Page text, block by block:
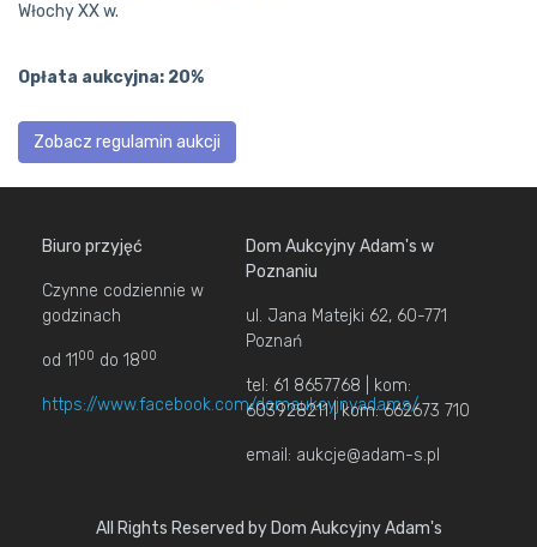
Włochy XX w.
Opłata aukcyjna: 20%
Zobacz regulamin aukcji
Biuro przyjęć
Czynne codziennie w
godzinach
od 11 00 do 1800
https://www.facebook.com/domaukcyjnyadams/
Dom Aukcyjny Adam's w
Poznaniu
ul. Jana Matejki 62, 60-771
Poznań
tel: 61 8657768 | kom:
603928211 | kom: 662673 710
email: aukcje@adam-s.pl
All Rights Reserved by Dom Aukcyjny Adam's